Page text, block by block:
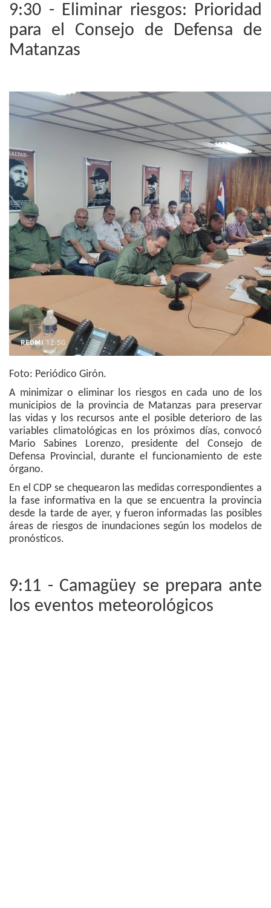
9:30 - Eliminar riesgos: Prioridad
para el Consejo de Defensa de
Matanzas
Foto: Periódico Girón.
A minimizar o eliminar los riesgos en cada uno de los
municipios de la provincia de Matanzas para preservar
las vidas y los recursos ante el posible deterioro de las
variables climatológicas en los próximos días, convocó
Mario Sabines Lorenzo, presidente del Consejo de
Defensa Provincial, durante el funcionamiento de este
órgano.
En el CDP se chequearon las medidas correspondientes a
la fase informativa en la que se encuentra la provincia
desde la tarde de ayer, y fueron informadas las posibles
áreas de riesgos de inundaciones según los modelos de
pronósticos.
9:11 - Camagüey se prepara ante
los eventos meteorológicos